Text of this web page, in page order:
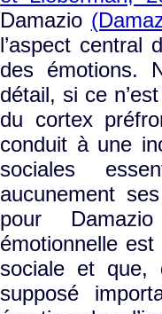
Damazio
l’aspect central
des émotions.
détail, si ce
du cortex
conduit à une
sociales
aucunement
pour
émotionnelle
sociale et que,
supposé